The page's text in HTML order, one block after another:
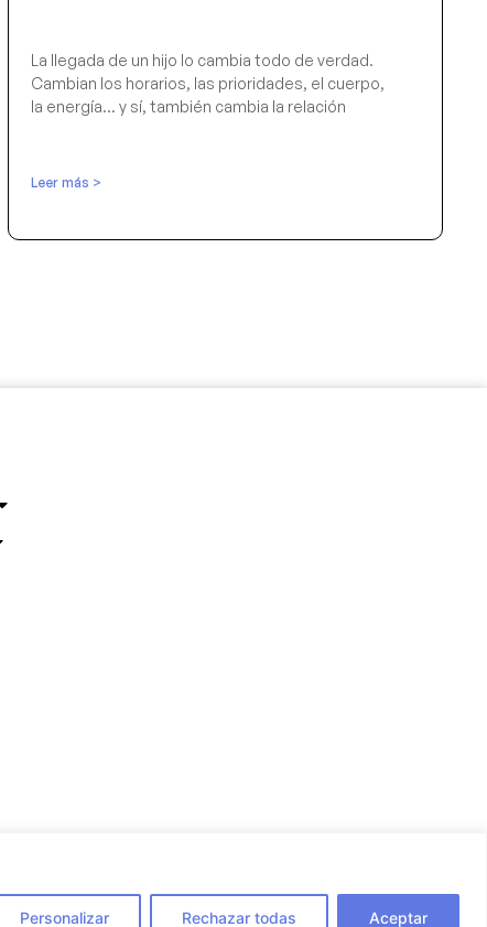
Personalizar Rechazar todas Aceptar
La llegada de un hijo lo cambia todo de verdad.
Cambian los horarios, las prioridades, el cuerpo,
la energía… y sí, también cambia la relación
Leer más >